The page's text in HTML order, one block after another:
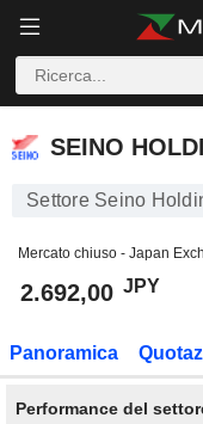
SEINO HOLDINGS
SEINO
Settore Seino
Mercato chiuso - Japan
2.692,00 JPY
Panoramica
Performance del